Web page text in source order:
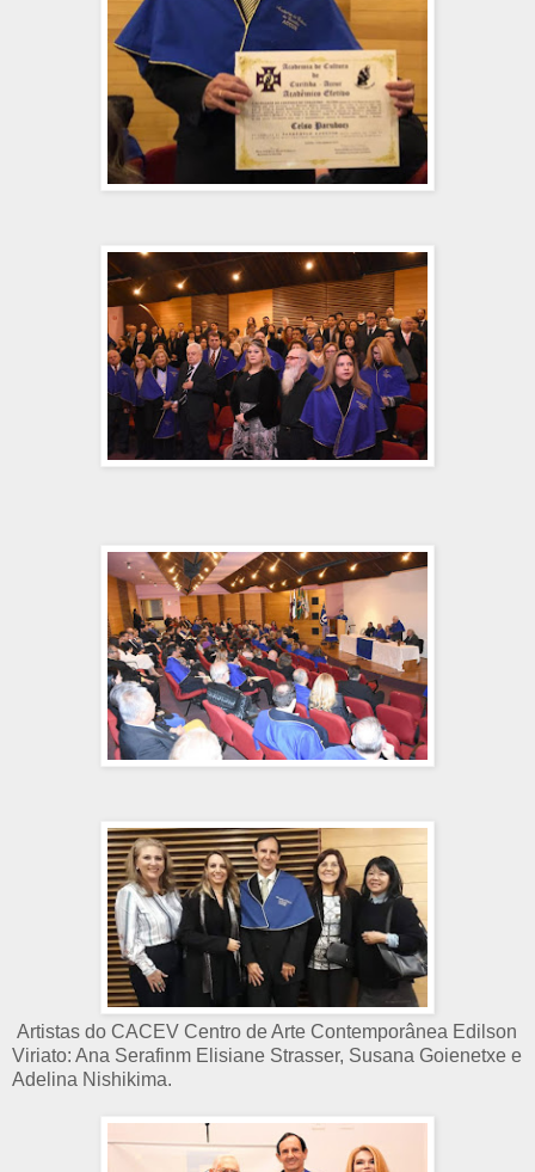
Artistas do CACEV Centro de Arte Contemporânea Edilson
Viriato: Ana Serafinm Elisiane Strasser, Susana Goienetxe e
Adelina Nishikima.